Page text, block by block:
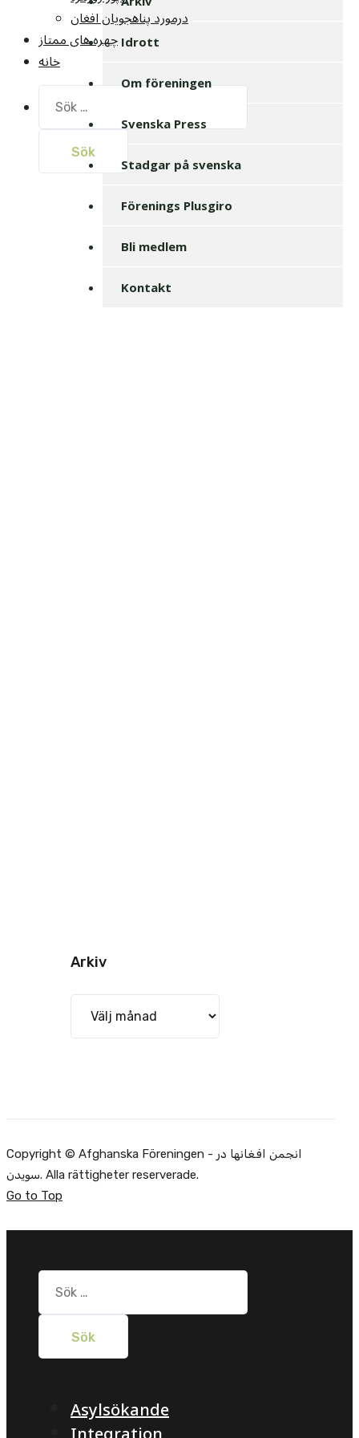
درمورد پناهجويان افغان
چهره های ممتاز
خانه
efter:
Idrott
Om föreningen
Svenska Press
Stadgar på svenska
Förenings Plusgiro
Bli medlem
Kontakt
Arkiv
Copyright © Afghanska Föreningen - انجمن افغانها در
سویدن. Alla rättigheter reserverade.
Go to Top
Sök
efter:
Asylsökande